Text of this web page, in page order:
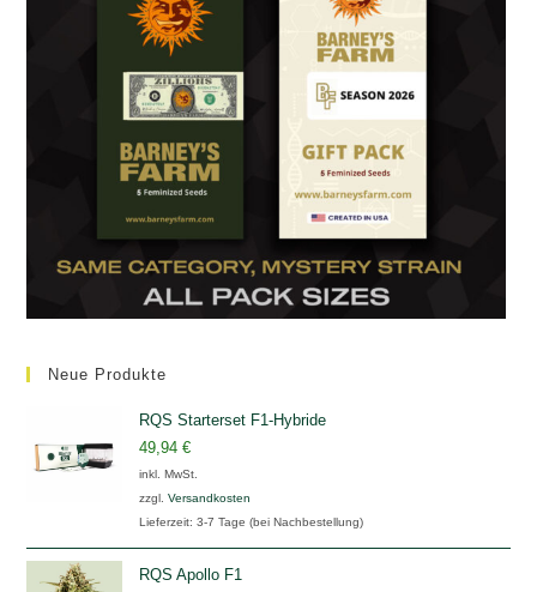
Neue Produkte
RQS Starterset F1-Hybride
49,94€
inkl. MwSt.
zzgl.Versandkosten
Lieferzeit:3-7 Tage (bei Nachbestellung)
RQS Apollo F1